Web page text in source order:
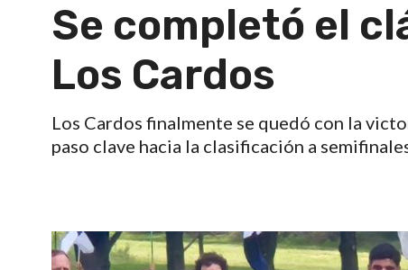
Se completó el
Los Cardos
Los Cardos finalmente se quedó con la
paso clave hacia la clasificación a